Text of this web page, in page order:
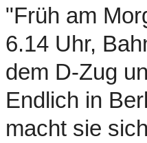
"Früh am
6.14 Uhr,
dem D-Zug
Endlich in
macht sie